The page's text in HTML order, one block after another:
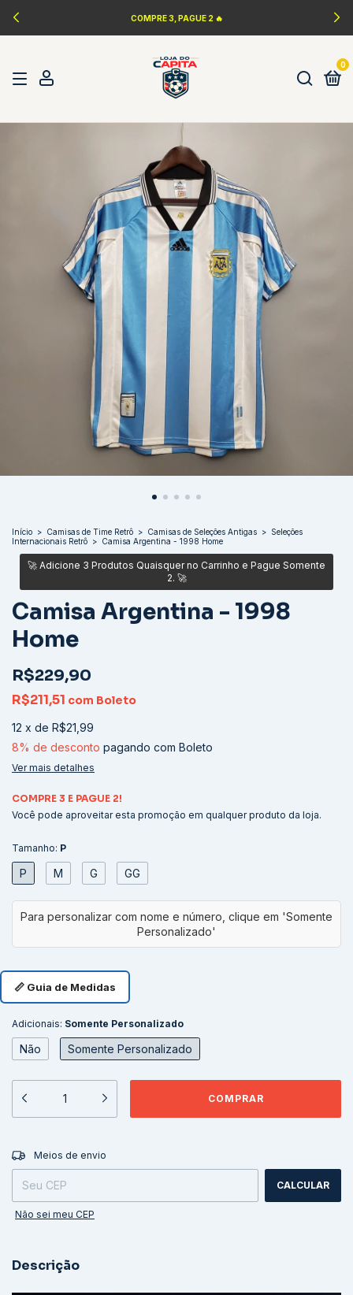
LANÇAMENTOS DA NBA 🏀
0
Início > Camisas de Time Retrô > Camisas de Seleções Antigas > Seleções
Internacionais Retrô > Camisa Argentina - 1998 Home
Camisa Argentina - 1998
Home
R$229,90
R$211,51 com Boleto
12 x de R$21,99
8% de desconto pagando com Boleto
Ver mais detalhes
COMPRE 3 E PAGUE 2!
Você pode aproveitar esta promoção em qualquer produto da loja.
Tamanho: P
P M G GG
📏 Guia de Medidas
Adicionais: Somente Personalizado
Não Somente Personalizado
Entregas para o CEP:
Meios de envio
CALCULAR
Não sei meu CEP
Descrição